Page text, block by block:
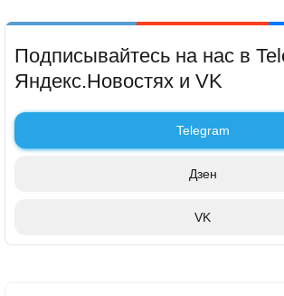
Подписывайтесь на нас в
Яндекс.Новостях и VK
Telegram
Дзен
VK